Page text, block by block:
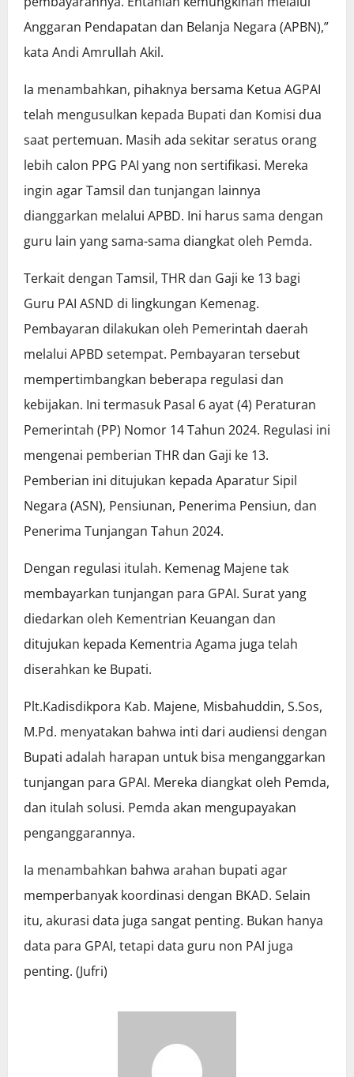
Anggaran Pendapatan dan Belanja Negara (APBN),”
kata Andi Amrullah Akil.
Ia menambahkan, pihaknya bersama Ketua AGPAI
telah mengusulkan kepada Bupati dan Komisi dua
saat pertemuan. Masih ada sekitar seratus orang
lebih calon PPG PAI yang non sertifikasi. Mereka
ingin agar Tamsil dan tunjangan lainnya
dianggarkan melalui APBD. Ini harus sama dengan
guru lain yang sama-sama diangkat oleh Pemda.
Terkait dengan Tamsil, THR dan Gaji ke 13 bagi
Guru PAI ASND di lingkungan Kemenag.
Pembayaran dilakukan oleh Pemerintah daerah
melalui APBD setempat. Pembayaran tersebut
mempertimbangkan beberapa regulasi dan
kebijakan. Ini termasuk Pasal 6 ayat (4) Peraturan
Pemerintah (PP) Nomor 14 Tahun 2024. Regulasi ini
mengenai pemberian THR dan Gaji ke 13.
Pemberian ini ditujukan kepada Aparatur Sipil
Negara (ASN), Pensiunan, Penerima Pensiun, dan
Penerima Tunjangan Tahun 2024.
Dengan regulasi itulah. Kemenag Majene tak
membayarkan tunjangan para GPAI. Surat yang
diedarkan oleh Kementrian Keuangan dan
ditujukan kepada Kementria Agama juga telah
diserahkan ke Bupati.
Plt.Kadisdikpora Kab. Majene, Misbahuddin, S.Sos,
M.Pd. menyatakan bahwa inti dari audiensi dengan
Bupati adalah harapan untuk bisa menganggarkan
tunjangan para GPAI. Mereka diangkat oleh Pemda,
dan itulah solusi. Pemda akan mengupayakan
penganggarannya.
Ia menambahkan bahwa arahan bupati agar
memperbanyak koordinasi dengan BKAD. Selain
itu, akurasi data juga sangat penting. Bukan hanya
data para GPAI, tetapi data guru non PAI juga
penting. (Jufri)